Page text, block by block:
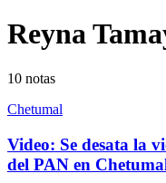
Reyna
10 notas
Chetumal
Video: Se desata la
del PAN en